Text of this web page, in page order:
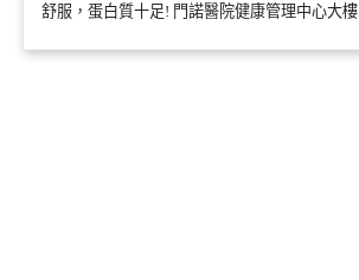
舒服，蛋白質十足! 門諾醫院健康管理中心大樓